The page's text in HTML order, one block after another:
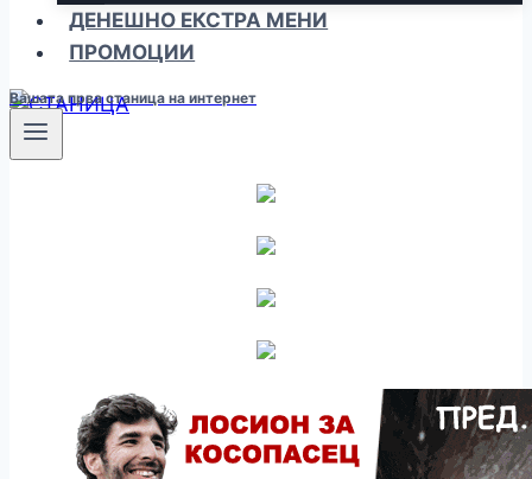
ДЕНЕШНО ЕКСТРА МЕНИ
ПРОМОЦИИ
Вашата прва станица на интернет